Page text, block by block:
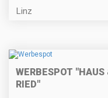
Linz
WERBESPOT
RIED"